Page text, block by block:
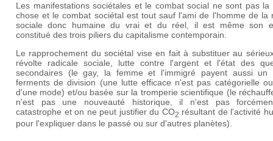
Les manifestations sociétales et le combat social ne sont pas la
chose et le combat sociétal est tout sauf l'ami de l'homme de la
sociale donc humaine du vrai et du réel, il est même son
constitué des trois piliers du capitalisme contemporain.
Le rapprochement du sociétal vise en fait à substituer au
révolte radicale sociale, lutte contre l'argent et l'état des
secondaires (le gay, la femme et l'immigré payent aussi un
ferments de division (une lutte efficace n'est pas catégorielle
d'une mode) et/ou basée sur la tromperie scientifique (le
n'est pas une nouveauté historique, il n'est pas
catastrophe et on ne peut justifier du CO2 résultant de l'activité
pour l'expliquer dans le passé ou sur d'autres planètes).